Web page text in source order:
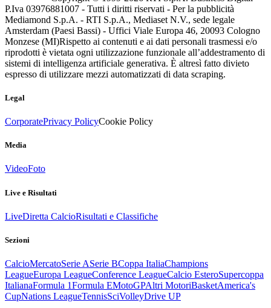
P.Iva 03976881007 - Tutti i diritti riservati - Per la pubblicità
Mediamond S.p.A. - RTI S.p.A., Mediaset N.V., sede legale
Amsterdam (Paesi Bassi) - Uffici Viale Europa 46, 20093 Cologno
Monzese (MI)Rispetto ai contenuti e ai dati personali trasmessi e/o
riprodotti è vietata ogni utilizzazione funzionale all’addestramento di
sistemi di intelligenza artificiale generativa. È altresì fatto divieto
espresso di utilizzare mezzi automatizzati di data scraping.
Legal
CorporatePrivacy PolicyCookie Policy
Media
VideoFoto
Live e Risultati
LiveDiretta CalcioRisultati e Classifiche
Sezioni
CalcioMercatoSerie ASerie BCoppa ItaliaChampions
LeagueEuropa LeagueConference LeagueCalcio EsteroSupercoppa
ItalianaFormula 1Formula EMotoGPAltri MotoriBasketAmerica's
CupNations LeagueTennisSciVolleyDrive UP